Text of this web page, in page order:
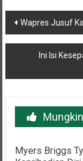
Navigasi
pos
Wapres Jusuf
Ini Isi
Kepribadian